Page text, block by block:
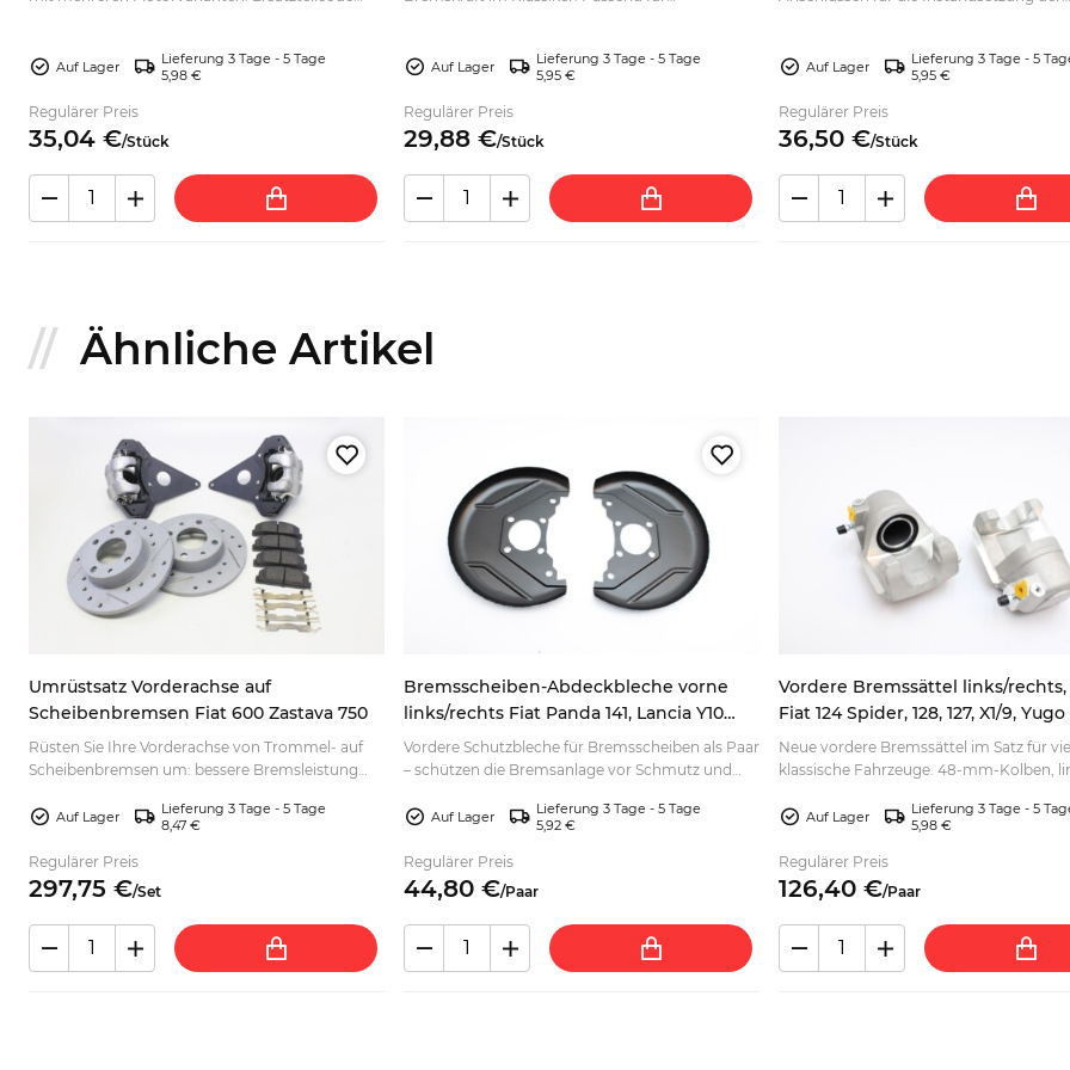
Auf Lager
Lieferung 3 Tage - 5 Tage
5,98 €
Regulärer Preis
35,04 €/Stück
Auf Lager
Lieferung 3 Tage - 5 Tage
5,95 €
Regulärer Preis
29,88 €/Stück
Auf Lager
Lieferung 3 Tage - 5
5,95 €
Regulärer Preis
36,50 €/Stück
Ähnliche Artikel
Umrüstsatz Vorderachse auf
Scheibenbremsen Fiat 600 Zastava 750
Rüsten Sie Ihre Vorderachse von Trommel- auf
Scheibenbremsen um: bessere Bremsleistung
auswählen.
Auf Lager
Lieferung 3 Tage - 5 Tage
8,47 €
Regulärer Preis
297,75 €/Set
Bremsscheiben-Abdeckbleche vorne
links/rechts Fiat Panda 141, Lancia Y10
7602956
Vordere Schutzbleche für Bremsscheiben als Paar
– schützen die Bremsanlage vor Schmutz und
Auf Lager
Lieferung 3 Tage - 5 Tage
5,92 €
Regulärer Preis
44,80 €/Paar
Vordere Bremssättel links/rechts,
Fiat 124 Spider, 128, 127, X1/9, Yugo
Neue vordere Bremssättel im Satz für
klassische Fahrzeuge. 48-mm-Kolben,
Bremsenreparatur bestellen.
Auf Lager
Lieferung 3 Tage - 5
5,98 €
Regulärer Preis
126,40 €/Paar